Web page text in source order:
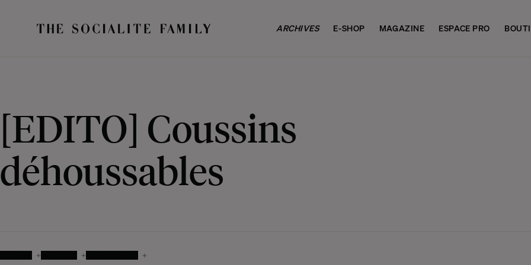
ARCHIVES E-SHOP MAGAZINE ESPACE PRO
[EDITO] Coussins
déhoussables